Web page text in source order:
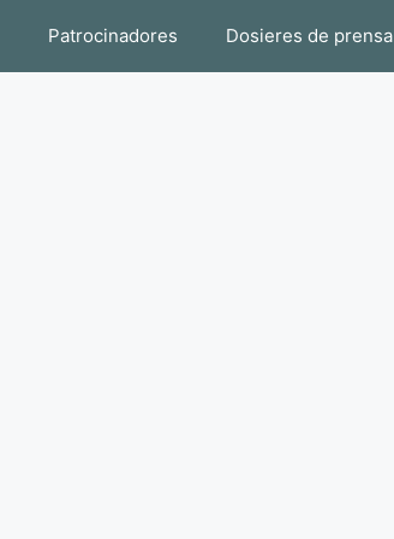
Patrocinadores Dosieres de prensa